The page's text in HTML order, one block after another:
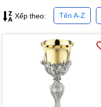
Xếp theo: Tên A-Z